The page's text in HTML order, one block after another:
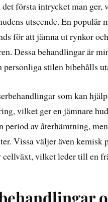
första intrycket man ger,
utseende. En
för att jämna ut rynkor
Dessa behandlingar är
personliga stilen bibehålls
som kan
vilket ger en jämnare
period av återhämtning,
Vissa väljer även
vilket leder till en